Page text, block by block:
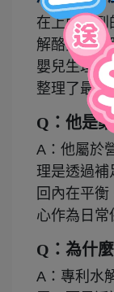
在上面提到
解酪蛋白胜
嬰兒生理機
整理了最常
Q：他是
A：他屬於
理是透過補
回內在平
心作為日常
Q：為什
A：專利水